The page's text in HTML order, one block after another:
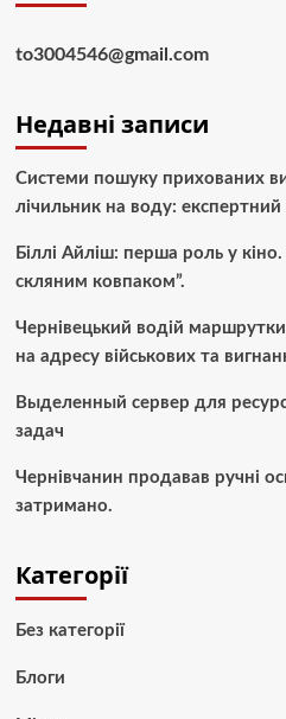
to3004546@gmail.com
Недавні записи
Системи пошуку прихованих
лічильник на воду:
Біллі Айліш: перша роль у
скляним ковпаком”.
Чернівецький водій
на адресу військових та
Выделенный сервер для
задач
Чернівчанин продавав ручні
затримано.
Категорії
Без категорії
Блоги